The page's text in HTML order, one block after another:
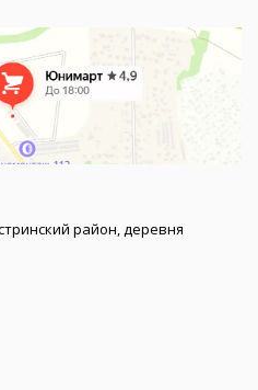
район, деревня